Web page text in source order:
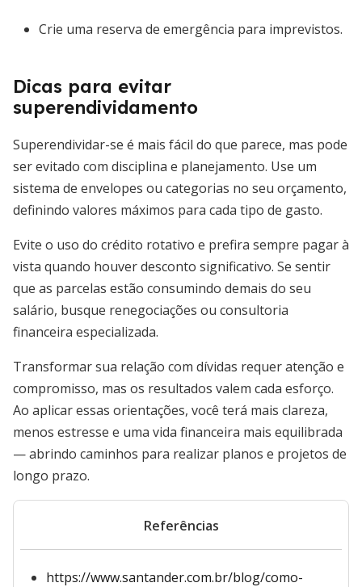
Crie uma reserva de emergência para imprevistos.
Dicas para evitar
superendividamento
Superendividar-se é mais fácil do que parece, mas pode
ser evitado com disciplina e planejamento. Use um
sistema de envelopes ou categorias no seu orçamento,
definindo valores máximos para cada tipo de gasto.
Evite o uso do crédito rotativo e prefira sempre pagar à
vista quando houver desconto significativo. Se sentir
que as parcelas estão consumindo demais do seu
salário, busque renegociações ou consultoria
financeira especializada.
Transformar sua relação com dívidas requer atenção e
compromisso, mas os resultados valem cada esforço.
Ao aplicar essas orientações, você terá mais clareza,
menos estresse e uma vida financeira mais equilibrada
— abrindo caminhos para realizar planos e projetos de
longo prazo.
Referências
https://www.santander.com.br/blog/como-